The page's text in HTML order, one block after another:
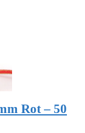
Rot – 50